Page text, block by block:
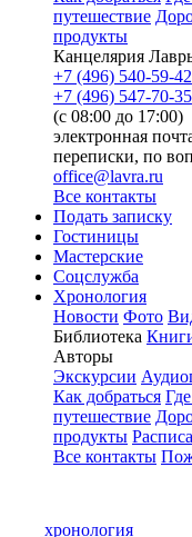
путешествие
продукты
Канцелярия
+7 (496) 540-59-42
+7 (496) 547-70-35
(с 08:00 до 17:00)
электронная
переписки, по
office@lavra.ru
Все контакты
Подать записку
Гостиницы
Мастерские
Соцслужба
Хронология
Новости Фото
Библиотека
Авторы
Экскурсии
Как добраться
путешествие
продукты
Все контакты
хронология